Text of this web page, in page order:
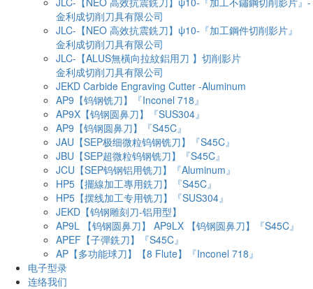
金利成切削刀具有限公司
JLC-【NEO 高效抗震銑刀】ψ10-『加工鋼件切削影片』
金利成切削刀具有限公司
JLC-【ALUS無橫向拉紋鋁用刀 】切削影片
金利成切削刀具有限公司
JEKD Carbide Engraving Cutter -Aluminum
AP9【钨钢铣刀】『Inconel 718』
AP9X【钨钢圆鼻刀】『SUS304』
AP9【钨钢圆鼻刀】『S45C』
JAU【SEP极细微粒钨钢铣刀】『S45C』
JBU【SEP超微粒钨钢铣刀】『S45C』
JCU【SEP钨钢铝用铣刀】『Aluminum』
HP5【擺線加工專用銑刀】『S45C』
HP5【摆线加工专用铣刀】『SUS304』
JEKD【钨钢雕刻刀-铝用型】
AP9L 【钨钢圆鼻刀】 AP9LX 【钨钢圆鼻刀】『S45C』
APEF【子彈銑刀】『S45C』
AP【多功能球刀】【8 Flute】『Inconel 718』
电子型录
连络我们